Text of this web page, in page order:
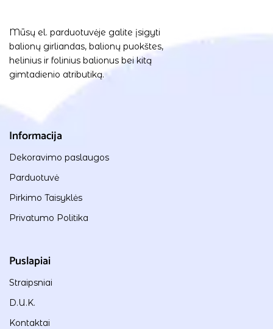
Mūsų el. parduotuvėje galite įsigyti
balionų girliandas, balionų puokštes,
helinius ir folinius balionus bei kitą
gimtadienio atributiką.
Informacija
Dekoravimo paslaugos
Parduotuvė
Pirkimo Taisyklės
Privatumo Politika
Puslapiai
Straipsniai
D.U.K.
Kontaktai